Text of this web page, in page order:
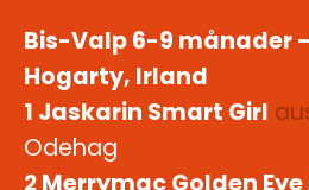
Bis-Valp 6-9 månader
Hogarty, Irland
1 Jaskarin Smart Girl
Odehag
2 Merrymac Golden